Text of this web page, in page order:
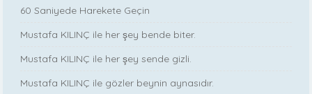
60 Saniyede Harekete Geçin
Mustafa KILINÇ ile her şey bende biter.
Mustafa KILINÇ ile her şey sende gizli.
Mustafa KILINÇ ile gözler beynin aynasıdır.